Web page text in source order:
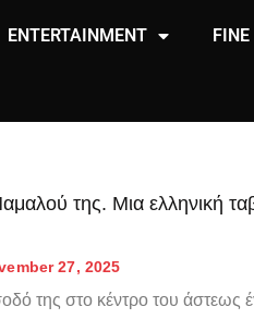
ENTERTAINMENT FINE
της. Μια ελληνική
27, 2025
της στο κέντρο του άστεως